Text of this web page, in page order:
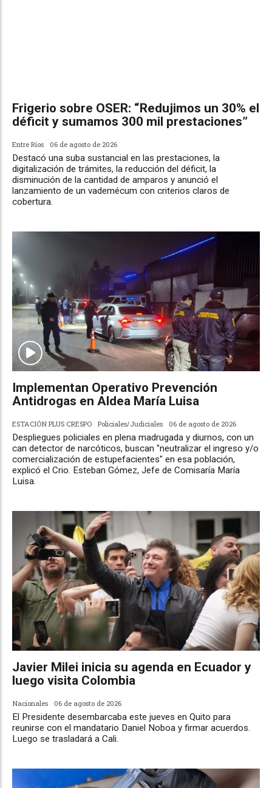
Frigerio sobre OSER: “Redujimos un 30% el
déficit y sumamos 300 mil prestaciones”
Entre Ríos 06 de agosto de 2026
Destacó una suba sustancial en las prestaciones, la
digitalización de trámites, la reducción del déficit, la
disminución de la cantidad de amparos y anunció el
lanzamiento de un vademécum con criterios claros de
cobertura.
Implementan Operativo Prevención
Antidrogas en Aldea María Luisa
ESTACIÓN PLUS CRESPO Policiales/Judiciales 06 de agosto de 2026
Despliegues policiales en plena madrugada y diurnos, con un
can detector de narcóticos, buscan "neutralizar el ingreso y/o
comercialización de estupefacientes" en esa población,
explicó el Crio. Esteban Gómez, Jefe de Comisaría María
Luisa.
Javier Milei inicia su agenda en Ecuador y
luego visita Colombia
Nacionales 06 de agosto de 2026
El Presidente desembarcaba este jueves en Quito para
reunirse con el mandatario Daniel Noboa y firmar acuerdos.
Luego se trasladará a Cali.